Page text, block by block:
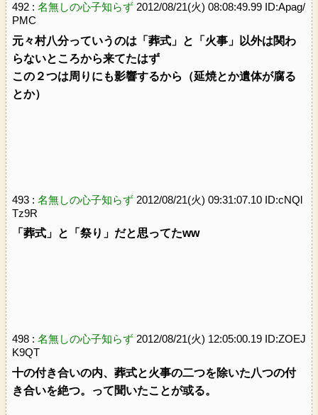
492 : 名無しの心子知らず 2012/08/21(火) 08:08:49.99 ID:Apag/
PMC
元々村八分っていうのは「葬式」と「火事」以外は関わ
らないところから来てたはず
この２つは周りにも影響するから（延焼とか遺体が腐る
とか）
493 : 名無しの心子知らず 2012/08/21(火) 09:31:07.10 ID:cNQl
Tz9R
「葬式」と「祭り」だと思ってたww
498 : 名無しの心子知らず 2012/08/21(火) 12:05:00.19 ID:ZOEJ
K9QT
十の付き合いの内、葬式と火事の二つを除いた八つの付
き合いを絶つ。って聞いたことが或る。